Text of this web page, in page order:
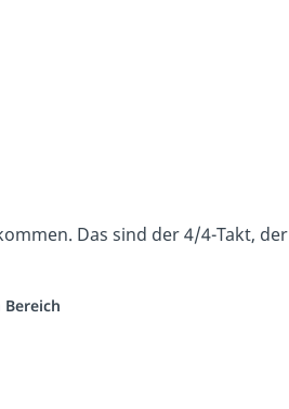
Das sind der 4/4-Takt, der